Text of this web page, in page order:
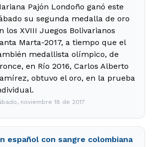
Pajón Londoño ganó este
su segunda medalla de oro
los XVIII Juegos Bolivarianos
Marta-2017, a tiempo que el
medallista olímpico, de
en Río 2016, Carlos Alberto
obtuvo el oro, en la prueba
noviembre 18 de 2017
español con sangre colombiana